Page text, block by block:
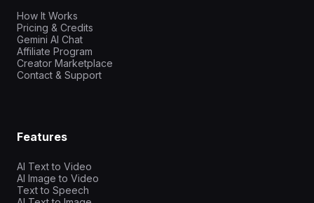
How It Works
Pricing & Credits
Gemini AI Chat
Affiliate Program
Creator Marketplace
Contact & Support
Features
AI Text to Video
AI Image to Video
Text to Speech